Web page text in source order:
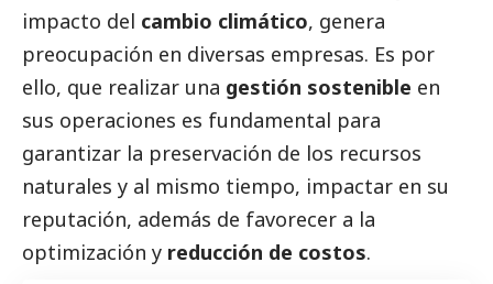
impacto del cambio climático, genera
preocupación en diversas empresas. Es por
ello, que realizar una gestión sostenible en
sus operaciones es fundamental para
garantizar la preservación de los recursos
naturales y al mismo tiempo, impactar en su
reputación, además de favorecer a la
optimización y reducción de costos.